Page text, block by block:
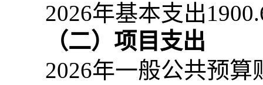
2026年基本支出
（二）项目支出
2026年一般公共预算